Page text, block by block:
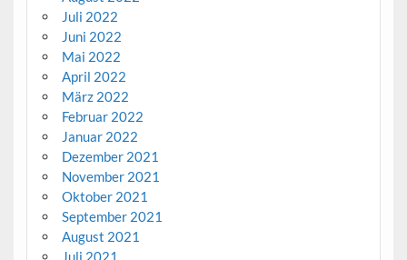
Juli 2022
Juni 2022
Mai 2022
April 2022
März 2022
Februar 2022
Januar 2022
Dezember 2021
November 2021
Oktober 2021
September 2021
August 2021
Juli 2021